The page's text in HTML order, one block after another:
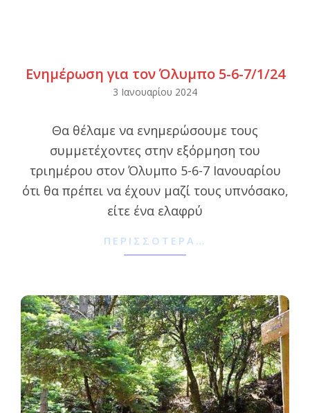
Ενημέρωση για τον Όλυμπο 5-6-7/1/24
3 Ιανουαρίου 2024
Θα θέλαμε να ενημερώσουμε τους
συμμετέχοντες στην εξόρμηση του
τριημέρου στον Όλυμπο 5-6-7 Ιανουαρίου
ότι θα πρέπει να έχουν μαζί τους υπνόσακο,
είτε ένα ελαφρύ
ΠΕΡΙΣΣΌΤΕΡΑ…